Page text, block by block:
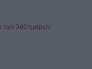
των 360 ημερών